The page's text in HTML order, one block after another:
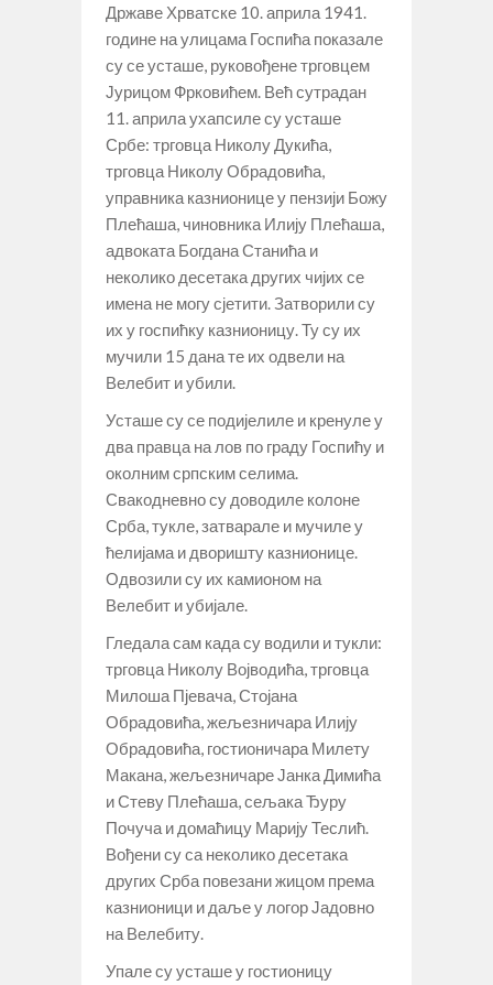
Државе Хрватске 10. априла 1941.
године на улицама Госпића показале
су се усташе, руковођене трговцем
Јурицом Фрковићем. Већ сутрадан
11. априла ухапсиле су усташе
Србе: трговца Николу Дукића,
трговца Николу Обрадовића,
управника казнионице у пензији Божу
Плећаша, чиновника Илију Плећаша,
адвоката Богдана Станића и
неколико десетака других чијих се
имена не могу сјетити. Затворили су
их у госпићку казнионицу. Ту су их
мучили 15 дана те их одвели на
Велебит и убили.
Усташе су се подијелиле и кренуле у
два правца на лов по граду Госпићу и
околним српским селима.
Свакодневно су доводиле колоне
Срба, тукле, затварале и мучиле у
ћелијама и дворишту казнионице.
Одвозили су их камионом на
Велебит и убијале.
Гледала сам када су водили и тукли:
трговца Николу Војводића, трговца
Милоша Пјевача, Стојана
Обрадовића, жељезничара Илију
Обрадовића, гостионичара Милету
Макана, жељезничаре Јанка Димића
и Стеву Плећаша, сељака Ђуру
Почуча и домаћицу Марију Теслић.
Вођени су са неколико десетака
других Срба повезани жицом према
казнионици и даље у логор Јадовно
на Велебиту.
Упале су усташе у гостионицу